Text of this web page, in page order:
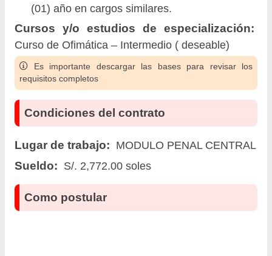
(01) año en cargos similares.
Cursos y/o estudios de especialización:
Curso de Ofimática – Intermedio ( deseable)
Es importante descargar las bases para revisar los
requisitos completos
Condiciones del contrato
Lugar de trabajo: MODULO PENAL CENTRAL
Sueldo: S/. 2,772.00 soles
Como postular